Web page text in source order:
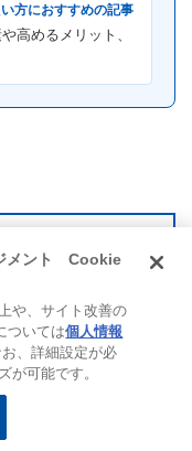
方におすすめの記事
高めるメリット、
メント Cookie
や、サイト改善の
ついては個人情報
、詳細設定が必
が可能です。